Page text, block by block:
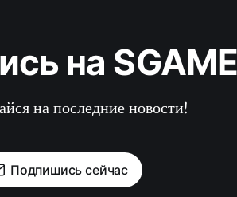
на
на последние новости!
Подпишись сейчас